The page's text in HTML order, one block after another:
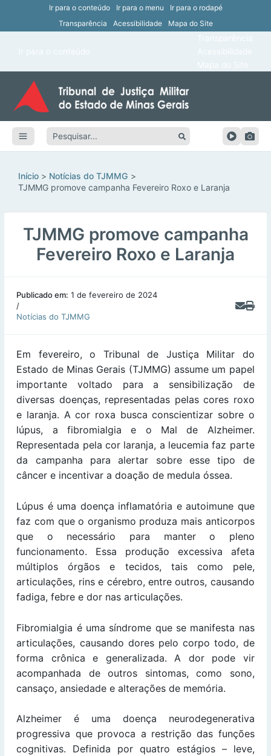
Ir para o conteúdo Ir para o menu
Ir para o rodapé
Transparência
Acessibilidade Mapa do Site
Pesquisar:
Início
Notícias do TJMMG
TJMMG promove campanha Fevereiro Roxo e Laranja
TJMMG promove campanha
Fevereiro Roxo e Laranja
Publicado em: 1 de fevereiro de 2024
/
Notícias do TJMMG
Em fevereiro, o Tribunal de Justiça Militar do
Estado de Minas Gerais (TJMMG) assume um papel
importante voltado para a sensibilização de
diversas doenças, representadas pelas cores roxo
e laranja. A cor roxa busca conscientizar sobre o
lúpus, a fibromialgia e o Mal de Alzheimer.
Representada pela cor laranja, a leucemia faz parte
da campanha para alertar sobre esse tipo de
câncer e incentivar a doação de medula óssea.
Lúpus é uma doença inflamatória e autoimune que
faz com que o organismo produza mais anticorpos
que o necessário para manter o pleno
funcionamento. Essa produção excessiva afeta
múltiplos órgãos e tecidos, tais como pele,
articulações, rins e cérebro, entre outros, causando
fadiga, febre e dor nas articulações.
Fibromialgia é uma síndrome que se manifesta nas
articulações, causando dores pelo corpo todo, de
forma crônica e generalizada. A dor pode vir
acompanhada de outros sintomas, como sono,
cansaço, ansiedade e alterações de memória.
Alzheimer é uma doença neurodegenerativa
progressiva que provoca a restrição das funções
cognitivas. Definida por quatro estágios – leve,